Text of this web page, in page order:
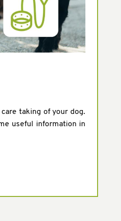
taking of your dog.
useful information in